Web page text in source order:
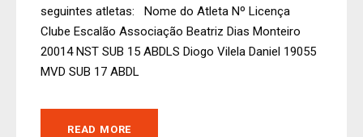
seguintes atletas: Nome do Atleta Nº Licença
Clube Escalão Associação Beatriz Dias Monteiro
20014 NST SUB 15 ABDLS Diogo Vilela Daniel 19055
MVD SUB 17 ABDL
READ MORE